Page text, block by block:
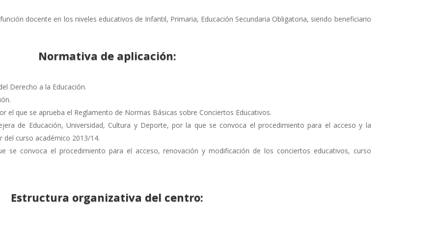
docente en los niveles educativos de Infantil, Primaria, Educación Secundaria Obligatoria, siendo beneficiario
Normativa de aplicación:
Derecho a la Educación.
el que se aprueba el Reglamento de Normas Básicas sobre Conciertos Educativos.
de Educación, Universidad, Cultura y Deporte, por la que se convoca el procedimiento para el acceso y la
curso académico 2013/14.
se convoca el procedimiento para el acceso, renovación y modificación de los conciertos educativos, curso
Estructura organizativa del centro: